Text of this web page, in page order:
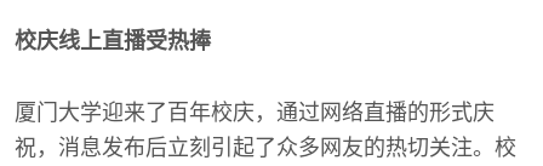
校庆线上直播受热捧
厦门大学迎来了百年校庆，通过网络直播的形式庆
祝，消息发布后立刻引起了众多网友的热切关注。校